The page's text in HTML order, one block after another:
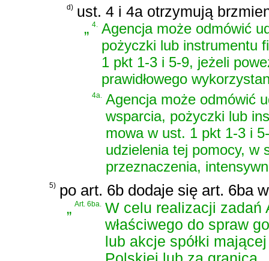
d) ust. 4 i 4a otrzymują
„4. Agencja może odmówić
pożyczki lub instrumentu
1 pkt 1-3 i 5-9, jeżeli
prawidłowego
4a. Agencja może odmówić
wsparcia, pożyczki lub
mowa w ust. 1 pkt 1-3 i
udzielenia tej pomocy, w
przeznaczenia,
5) po art. 6b dodaje się art. 6ba
„Art. 6ba. W celu realizacji zadań
właściwego do spraw
lub akcje spółki